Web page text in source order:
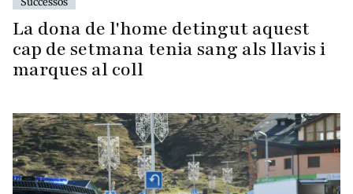
La dona de l'home detingut aquest
cap de setmana tenia sang als llavis i
marques al coll